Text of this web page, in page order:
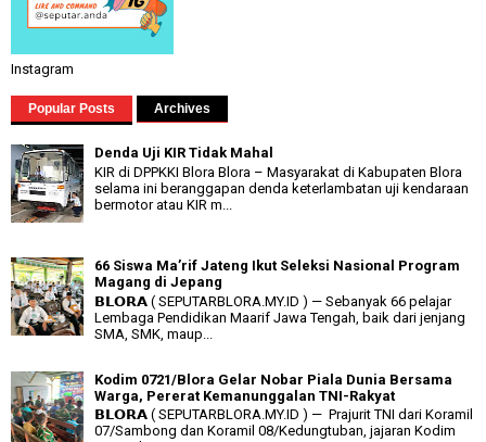
Instagram
Popular Posts Archives
Denda Uji KIR Tidak Mahal
KIR di DPPKKI Blora Blora – Masyarakat di Kabupaten Blora
selama ini beranggapan denda keterlambatan uji kendaraan
bermotor atau KIR m...
66 Siswa Ma’rif Jateng Ikut Seleksi Nasional Program
Magang di Jepang
𝗕𝗟𝗢𝗥𝗔 ( SEPUTARBLORA.MY.ID ) — Sebanyak 66 pelajar
Lembaga Pendidikan Maarif Jawa Tengah, baik dari jenjang
SMA, SMK, maup...
Kodim 0721/Blora Gelar Nobar Piala Dunia Bersama
Warga, Pererat Kemanunggalan TNI-Rakyat
𝗕𝗟𝗢𝗥𝗔 ( SEPUTARBLORA.MY.ID ) — Prajurit TNI dari Koramil
07/Sambong dan Koramil 08/Kedungtuban, jajaran Kodim